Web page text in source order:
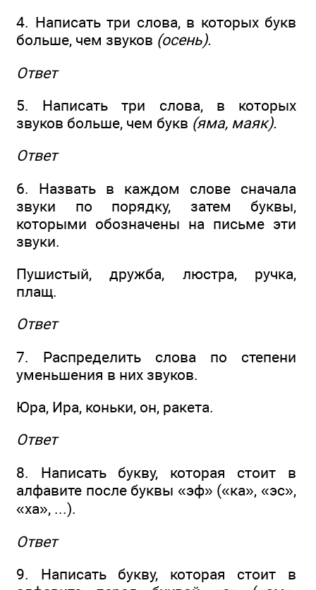
4. Написать три слова, в которых букв
больше, чем звуков (осень).
Ответ
5. Написать три слова, в которых
звуков больше, чем букв (яма, маяк).
Ответ
6. Назвать в каждом слове сначала
звуки по порядку, затем буквы,
которыми обозначены на письме эти
звуки.
Пушистый, дружба, люстра, ручка,
плащ.
Ответ
7. Распределить слова по степени
уменьшения в них звуков.
Юра, Ира, коньки, он, ракета.
Ответ
8. Написать букву, которая стоит в
алфавите после буквы «эф» («ка», «эс»,
«ха», ...).
Ответ
9. Написать букву, которая стоит в